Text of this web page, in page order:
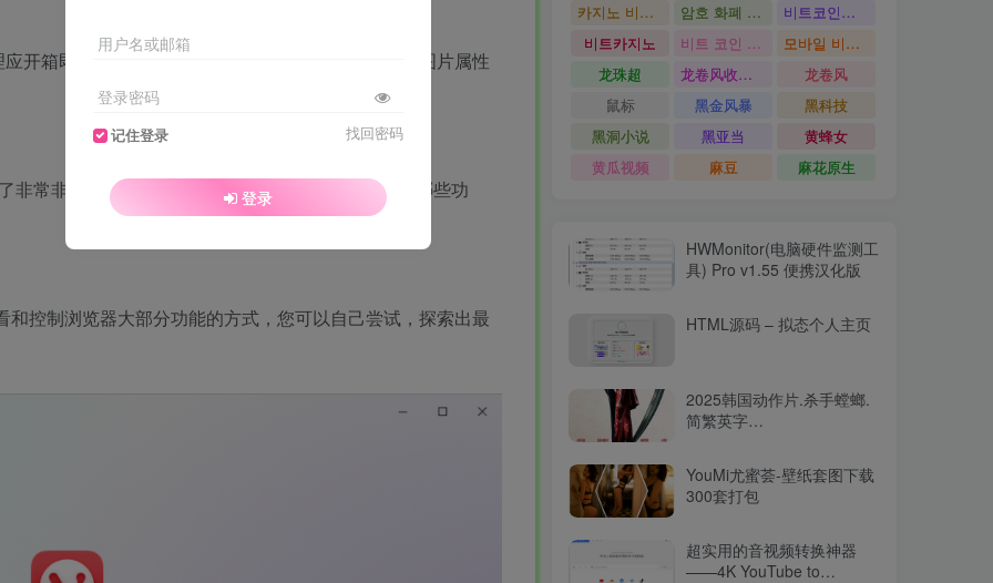
开箱即用。Vivaldi 为你带来了内置的笔记、截屏、图片属性
非常非常多的选项。您决定 Vivaldi 如何工作，使用哪些功
控制浏览器大部分功能的方式，您可以自己尝试，探索出最
카지노 비트코인 암호 화폐 카지노
비트코인카지노
비트카지노
비트 코인 온라인 카지노
모바일 비트 코인 카지노
龙珠超
龙卷风收音机
龙卷风
鼠标
黑金风暴
黑科技
黑洞小说
黑亚当
黄蜂女
黄瓜视频
麻豆 麻花原生
HWMonitor(电脑硬件监测工
具) Pro v1.55 便携汉化版
HTML源码 – 拟态个人主页
2025韩国动作片.杀手螳螂.
简繁英字
YouMi尤蜜荟-壁纸套图下载
300套打包
超实用的音视频转换神器
——4K YouTube to
用户名或邮箱
登录密码
记住登录 找回密码
登录